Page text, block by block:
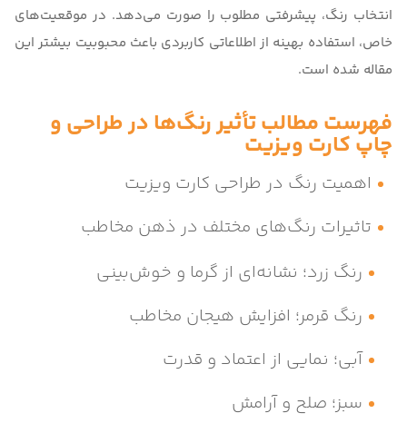
انتخاب رنگ، پیشرفتی مطلوب را صورت می‌دهد. در موقعیت‌های
خاص، استفاده بهینه از اطلاعاتی کاربردی باعث محبوبیت بیشتر این
مقاله شده است.
فهرست مطالب تأثیر رنگ‌ها در طراحی و
چاپ کارت ویزیت
اهمیت رنگ در طراحی کارت ویزیت
تاثیرات رنگ‌‌های مختلف در ذهن مخاطب
رنگ زرد؛ نشانه‌ای از گرما و خوش‌بینی
رنگ قرمر؛ افزایش هیجان مخاطب
آبی؛ نمایی از اعتماد و قدرت
سبز؛ صلح و آرامش